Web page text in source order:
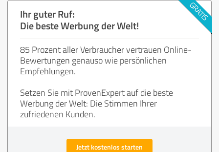
Ihr guter Ruf:
Die beste Werbung der Welt!
85 Prozent aller Verbraucher vertrauen Online-
Bewertungen genauso wie persönlichen
Empfehlungen.
Setzen Sie mit ProvenExpert auf die beste
Werbung der Welt: Die Stimmen Ihrer
zufriedenen Kunden.
Jetzt kostenlos starten